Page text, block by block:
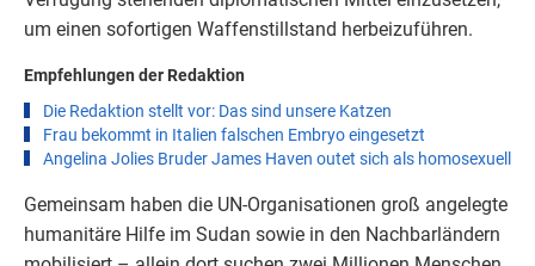
um einen sofortigen Waffenstillstand herbeizuführen.
Empfehlungen der Redaktion
Die Redaktion stellt vor: Das sind unsere Katzen
Frau bekommt in Italien falschen Embryo eingesetzt
Angelina Jolies Bruder James Haven outet sich als homosexuell
Gemeinsam haben die UN-Organisationen groß angelegte
humanitäre Hilfe im Sudan sowie in den Nachbarländern